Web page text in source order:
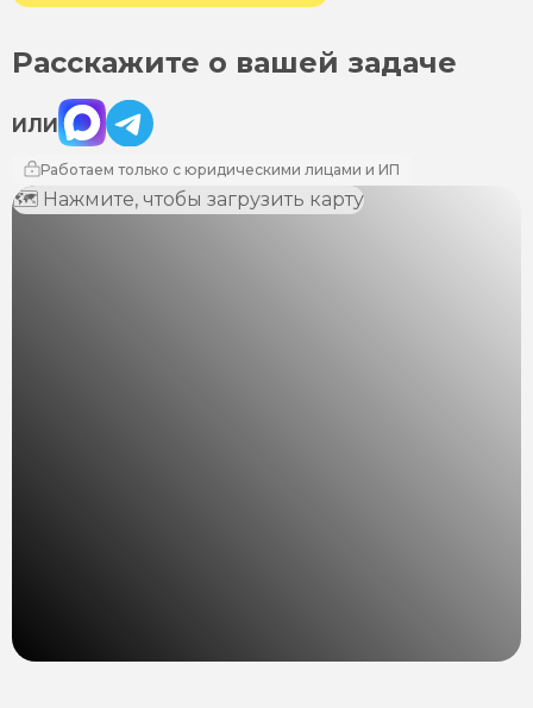
Расскажите о вашей задаче
ИЛИ
Max Telegram
Работаем только с юридическими лицами и ИП
🗺 Нажмите, чтобы загрузить карту